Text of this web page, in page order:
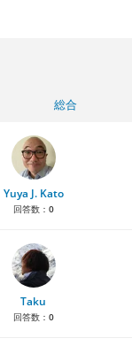
総合
Yuya J. Kato
回答数： 0
Taku
回答数： 0